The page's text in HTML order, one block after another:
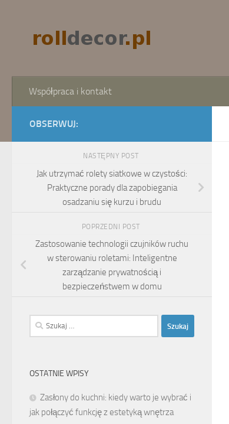
Współpraca i kontakt
OBSERWUJ:
NASTĘPNY POST
Jak utrzymać rolety siatkowe w czystości:
Praktyczne porady dla zapobiegania
osadzaniu się kurzu i brudu
POPRZEDNI POST
Zastosowanie technologii czujników ruchu
w sterowaniu roletami: Inteligentne
zarządzanie prywatnością i
bezpieczeństwem w domu
Szukaj:
OSTATNIE WPISY
Zasłony do kuchni: kiedy warto je wybrać i
jak połączyć funkcję z estetyką wnętrza